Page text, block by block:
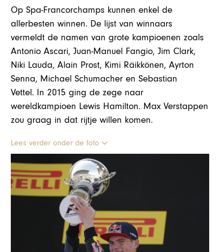
Op Spa-Francorchamps kunnen enkel de
allerbesten winnen. De lijst van winnaars
vermeldt de namen van grote kampioenen zoals
Antonio Ascari, Juan-Manuel Fangio, Jim Clark,
Niki Lauda, Alain Prost, Kimi Räikkönen, Ayrton
Senna, Michael Schumacher en Sebastian
Vettel. In 2015 ging de zege naar
wereldkampioen Lewis Hamilton. Max Verstappen
zou graag in dat rijtje willen komen.
Lees verder onder de foto